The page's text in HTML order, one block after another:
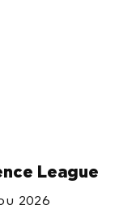
League
2026